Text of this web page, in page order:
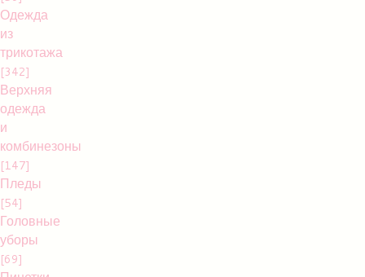
Одежда
из
трикотажа
[342]
Верхняя
одежда
и
комбинезоны
[147]
Пледы
[54]
Головные
уборы
[69]